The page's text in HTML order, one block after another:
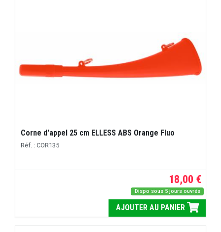
Corne d'appel 25 cm ELLESS ABS Orange Fluo
Réf. : COR135
18,00 €
Dispo sous 5 jours ouvrés
AJOUTER AU PANIER